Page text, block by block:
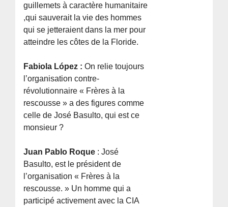
guillemets à caractère humanitaire
,qui sauverait la vie des hommes
qui se jetteraient dans la mer pour
atteindre les côtes de la Floride.
Fabiola López : On relie toujours
l’organisation contre-
révolutionnaire « Frères à la
rescousse » a des figures comme
celle de José Basulto, qui est ce
monsieur ?
Juan Pablo Roque : José
Basulto, est le président de
l’organisation « Frères à la
rescousse. » Un homme qui a
participé activement avec la CIA